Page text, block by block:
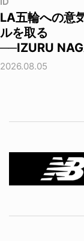
ID
LA五輪への意
ルを取る
──IZURU
2026.08.05